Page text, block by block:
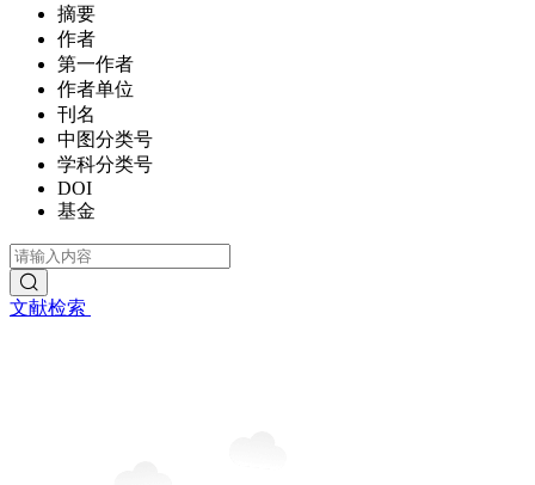
摘要
作者
第一作者
作者单位
刊名
中图分类号
学科分类号
DOI
基金
文献检索